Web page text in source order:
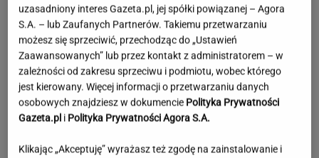
Księżniczka musi iść do wojska. Tyle czasu
uzasadniony interes Gazeta.pl, jej spółki powiązanej – Agora
S.A. – lub Zaufanych Partnerów. Takiemu przetwarzaniu
możesz się sprzeciwić, przechodząc do „Ustawień
Zaawansowanych” lub przez kontakt z administratorem – w
zależności od zakresu sprzeciwu i podmiotu, wobec którego
jest kierowany. Więcej informacji o przetwarzaniu danych
osobowych znajdziesz w dokumencie Polityka Prywatności
Gazeta.pl i Polityka Prywatności Agora S.A.
Klikając „Akceptuję” wyrażasz też zgodę na zainstalowanie i